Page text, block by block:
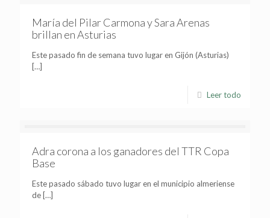
María del Pilar Carmona y Sara Arenas
brillan en Asturias
Este pasado fin de semana tuvo lugar en Gijón (Asturias)
[…]
Leer todo
Adra corona a los ganadores del TTR Copa
Base
Este pasado sábado tuvo lugar en el municipio almeriense
de […]